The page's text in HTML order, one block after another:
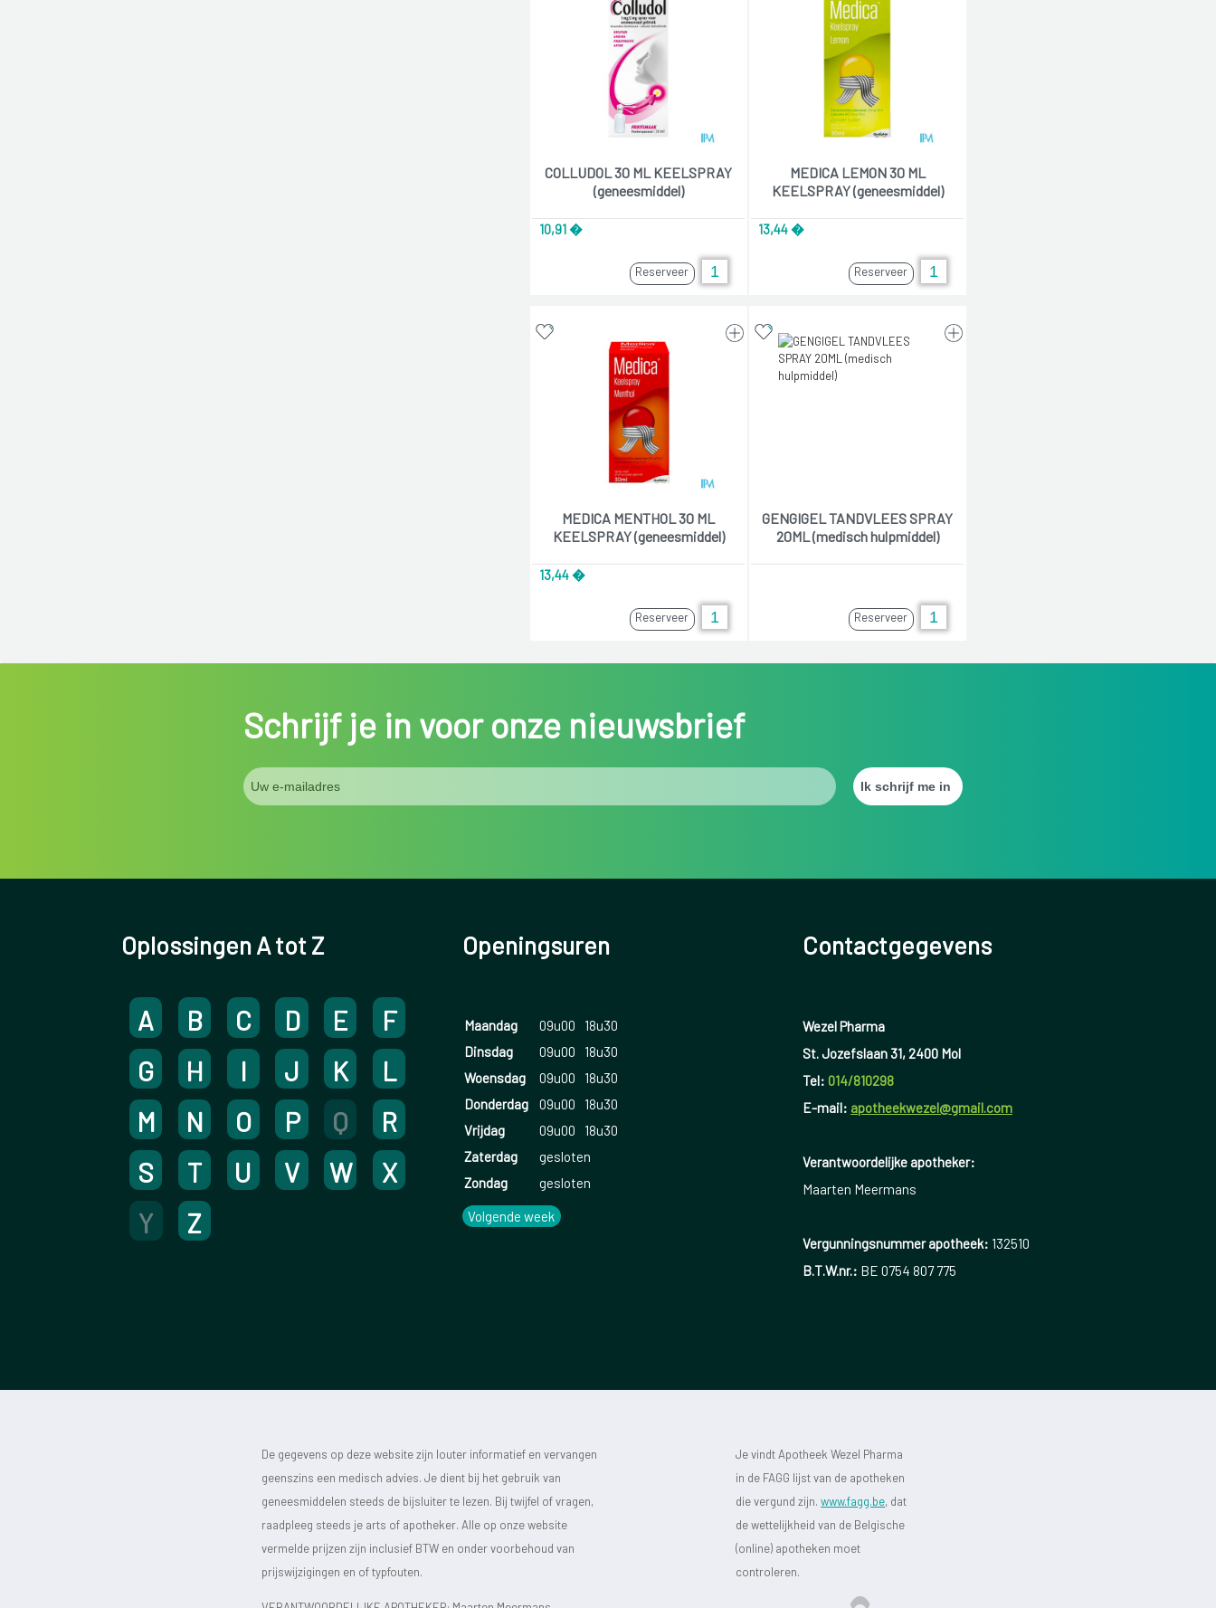
COLLUDOL 30 ML KEELSPRAY
(geneesmiddel)
10,91 �
Reserveer
MEDICA LEMON 30 ML
KEELSPRAY (geneesmiddel)
13,44 �
Reserveer
MEDICA MENTHOL 30 ML
KEELSPRAY (geneesmiddel)
13,44 �
Reserveer
GENGIGEL TANDVLEES SPRAY
20ML (medisch hulpmiddel)
Reserveer
Schrijf je in voor onze nieuwsbrief
Oplossingen A tot Z
A B C D E
F
G
H I J K
L
M
N O P Q
R
S
T U V W
X
Y
Z
Openingsuren
Maandag 09u00
18u30
Dinsdag
09u00
18u30
Woensdag
09u00
18u30
Donderdag
09u00
18u30
Vrijdag
09u00
18u30
Zaterdag
gesloten
Zondag
gesloten
Volgende week
Contactgegevens
Wezel Pharma
St. Jozefslaan 31, 2400 Mol
Tel: 014/810298
E-mail: apotheekwezel@gmail.com
Verantwoordelijke apotheker:
Maarten Meermans
Vergunningsnummer apotheek: 132510
B.T.W.nr.: BE 0754 807 775
De gegevens op deze website zijn louter informatief en vervangen
geenszins een medisch advies. Je dient bij het gebruik van
geneesmiddelen steeds de bijsluiter te lezen. Bij twijfel of vragen,
raadpleeg steeds je arts of apotheker. Alle op onze website
vermelde prijzen zijn inclusief BTW en onder voorbehoud van
prijswijzigingen en of typfouten.
Je vindt Apotheek Wezel Pharma
in de FAGG lijst van de apotheken
die vergund zijn.www.fagg.be, dat
de wettelijkheid van de Belgische
(online) apotheken moet
controleren.